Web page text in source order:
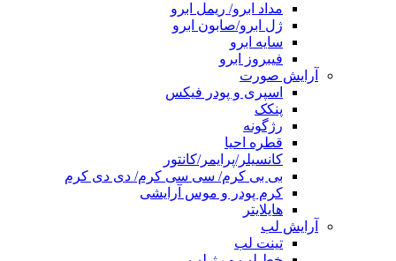
مداد ابرو/ ریمل ابرو
ژل ابرو/صابون ابرو
سایه ابرو
فیبروز ابرو
آرایش صورت
اسپری و پودر فیکس
پنکک
رژگونه
قطره احیا
کانسیلر/پرایمر/کانتور
بی بی کرم/ سی سی کرم/ دی دی کرم
کرم پودر و موس آرایشی
هایلایتر
آرایش لب
تینت لب